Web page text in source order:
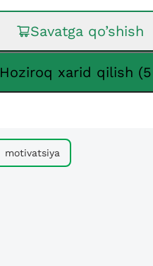
Savatga qo’shish
Hoziroq xarid qilish
motivatsiya